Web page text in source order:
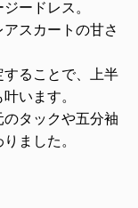
ードレス。
スカートの甘さ
ることで、上半
います。
タックや五分袖
ました。